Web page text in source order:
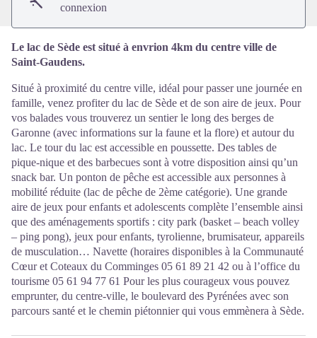
connexion
Le lac de Sède est situé à envrion 4km du centre ville de
Saint-Gaudens.
Situé à proximité du centre ville, idéal pour passer une journée en
famille, venez profiter du lac de Sède et de son aire de jeux. Pour
vos balades vous trouverez un sentier le long des berges de
Garonne (avec informations sur la faune et la flore) et autour du
lac. Le tour du lac est accessible en poussette. Des tables de
pique-nique et des barbecues sont à votre disposition ainsi qu’un
snack bar. Un ponton de pêche est accessible aux personnes à
mobilité réduite (lac de pêche de 2ème catégorie). Une grande
aire de jeux pour enfants et adolescents complète l’ensemble ainsi
que des aménagements sportifs : city park (basket – beach volley
– ping pong), jeux pour enfants, tyrolienne, brumisateur, appareils
de musculation… Navette (horaires disponibles à la Communauté
Cœur et Coteaux du Comminges 05 61 89 21 42 ou à l’office du
tourisme 05 61 94 77 61 Pour les plus courageux vous pouvez
emprunter, du centre-ville, le boulevard des Pyrénées avec son
parcours santé et le chemin piétonnier qui vous emmènera à Sède.